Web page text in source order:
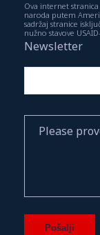
Ova internet
naroda putem
sadržaj stranice
nužno stavove
Newsletter
Please